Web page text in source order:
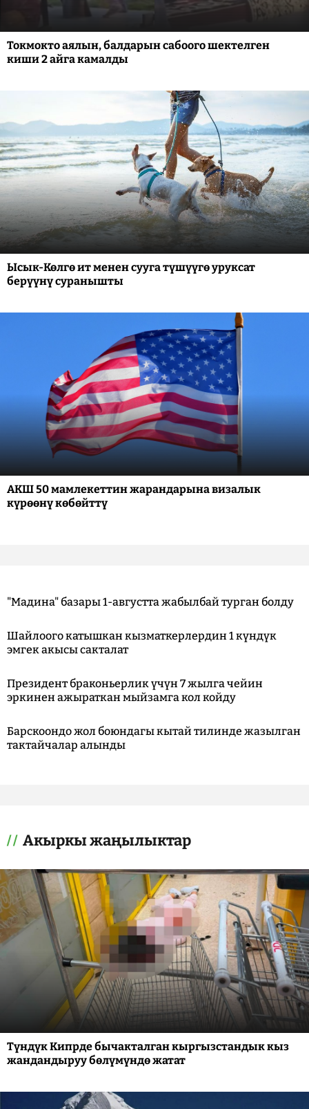
Токмокто аялын, балдарын сабоого шектелген
киши 2 айга камалды
Ысык-Көлгө ит менен сууга түшүүгө уруксат
берүүнү суранышты
АКШ 50 мамлекеттин жарандарына визалык
күрөөнү көбөйттү
"Мадина" базары 1-августта жабылбай турган болду
Шайлоого катышкан кызматкерлердин 1 күндүк
эмгек акысы сакталат
Президент браконьерлик үчүн 7 жылга чейин
эркинен ажыраткан мыйзамга кол койду
Барскоондо жол боюндагы кытай тилинде жазылган
тактайчалар алынды
Акыркы жаңылыктар
Түндүк Кипрде бычакталган кыргызстандык кыз
жандандыруу бөлүмүндө жатат